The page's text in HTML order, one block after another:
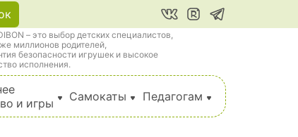
– это выбор детских специалистов,
миллионов родителей,
безопасности игрушек и высокое
исполнения.
и игры
Самокаты Педагогам